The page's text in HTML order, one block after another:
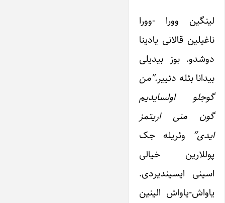
لینگین وورا -وورا
ناغیلین قالانی یادینا
دوشدو. بوز بیدیلی
بیدانا بئله دئییر.”من
گوجلو اولسایدیم
گون منی اریتمز
ایدی” وئریله جک
پوللارین خیالی
اسینی ایسیندیردی.
یاواش-یاواش الینین